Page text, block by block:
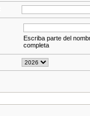
Escriba parte del
completa